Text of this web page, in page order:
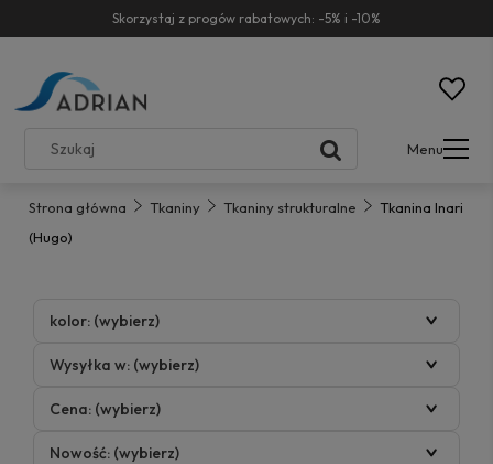
Skorzystaj z progów rabatowych: -5% i -10%
Menu
Strona główna Tkaniny Tkaniny strukturalne
Tkanina Inari
(Hugo)
kolor: (wybierz)
Wysyłka w: (wybierz)
Cena: (wybierz)
Nowość: (wybierz)